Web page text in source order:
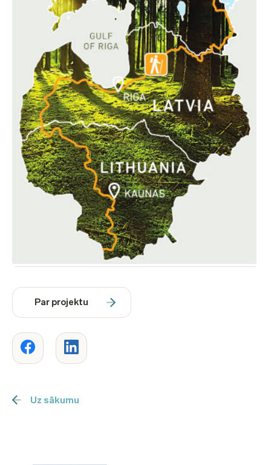
Par projektu
Uz sākumu